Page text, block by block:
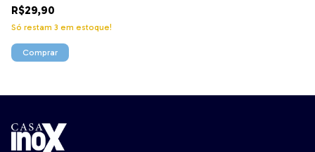
R$29,90
Só restam 3 em estoque!